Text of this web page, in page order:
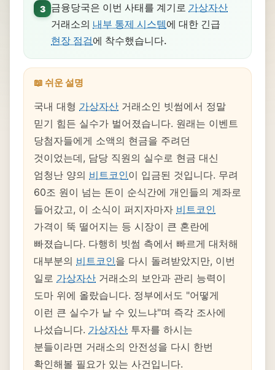
3 금융당국은 이번 사태를 계기로 가상자산
거래소의 내부 통제 시스템에 대한 긴급
현장 점검에 착수했습니다.
📖 쉬운 설명
국내 대형 가상자산 거래소인 빗썸에서 정말
믿기 힘든 실수가 벌어졌습니다. 원래는 이벤트
당첨자들에게 소액의 현금을 주려던
것이었는데, 담당 직원의 실수로 현금 대신
엄청난 양의 비트코인이 입금된 것입니다. 무려
60조 원이 넘는 돈이 순식간에 개인들의 계좌로
들어갔고, 이 소식이 퍼지자마자 비트코인
가격이 뚝 떨어지는 등 시장이 큰 혼란에
빠졌습니다. 다행히 빗썸 측에서 빠르게 대처해
대부분의 비트코인을 다시 돌려받았지만, 이번
일로 가상자산 거래소의 보안과 관리 능력이
도마 위에 올랐습니다. 정부에서도 "어떻게
이런 큰 실수가 날 수 있느냐"며 즉각 조사에
나섰습니다. 가상자산 투자를 하시는
분들이라면 거래소의 안전성을 다시 한번
확인해볼 필요가 있는 사건입니다.